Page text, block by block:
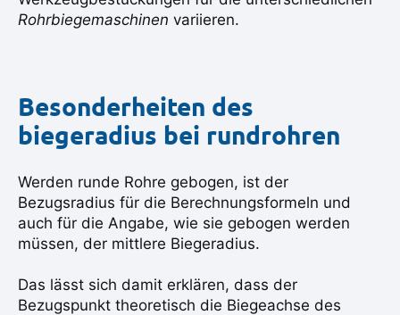
Rohrbiegemaschinen variieren.
Besonderheiten des
biegeradius bei rundrohren
Werden runde Rohre gebogen, ist der
Bezugsradius für die Berechnungsformeln und
auch für die Angabe, wie sie gebogen werden
müssen, der mittlere Biegeradius.
Das lässt sich damit erklären, dass der
Bezugspunkt theoretisch die Biegeachse des